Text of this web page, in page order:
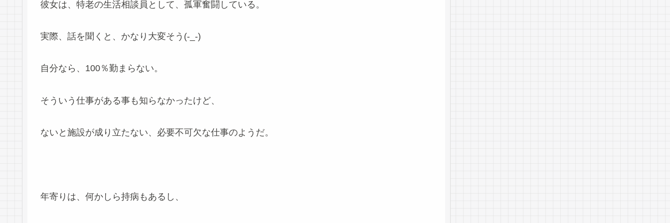
彼女は、特老の生活相談員として、孤軍奮闘している。
実際、話を聞くと、かなり大変そう(-_-)
自分なら、100％勤まらない。
そういう仕事がある事も知らなかったけど、
ないと施設が成り立たない、必要不可欠な仕事のようだ。
年寄りは、何かしら持病もあるし、